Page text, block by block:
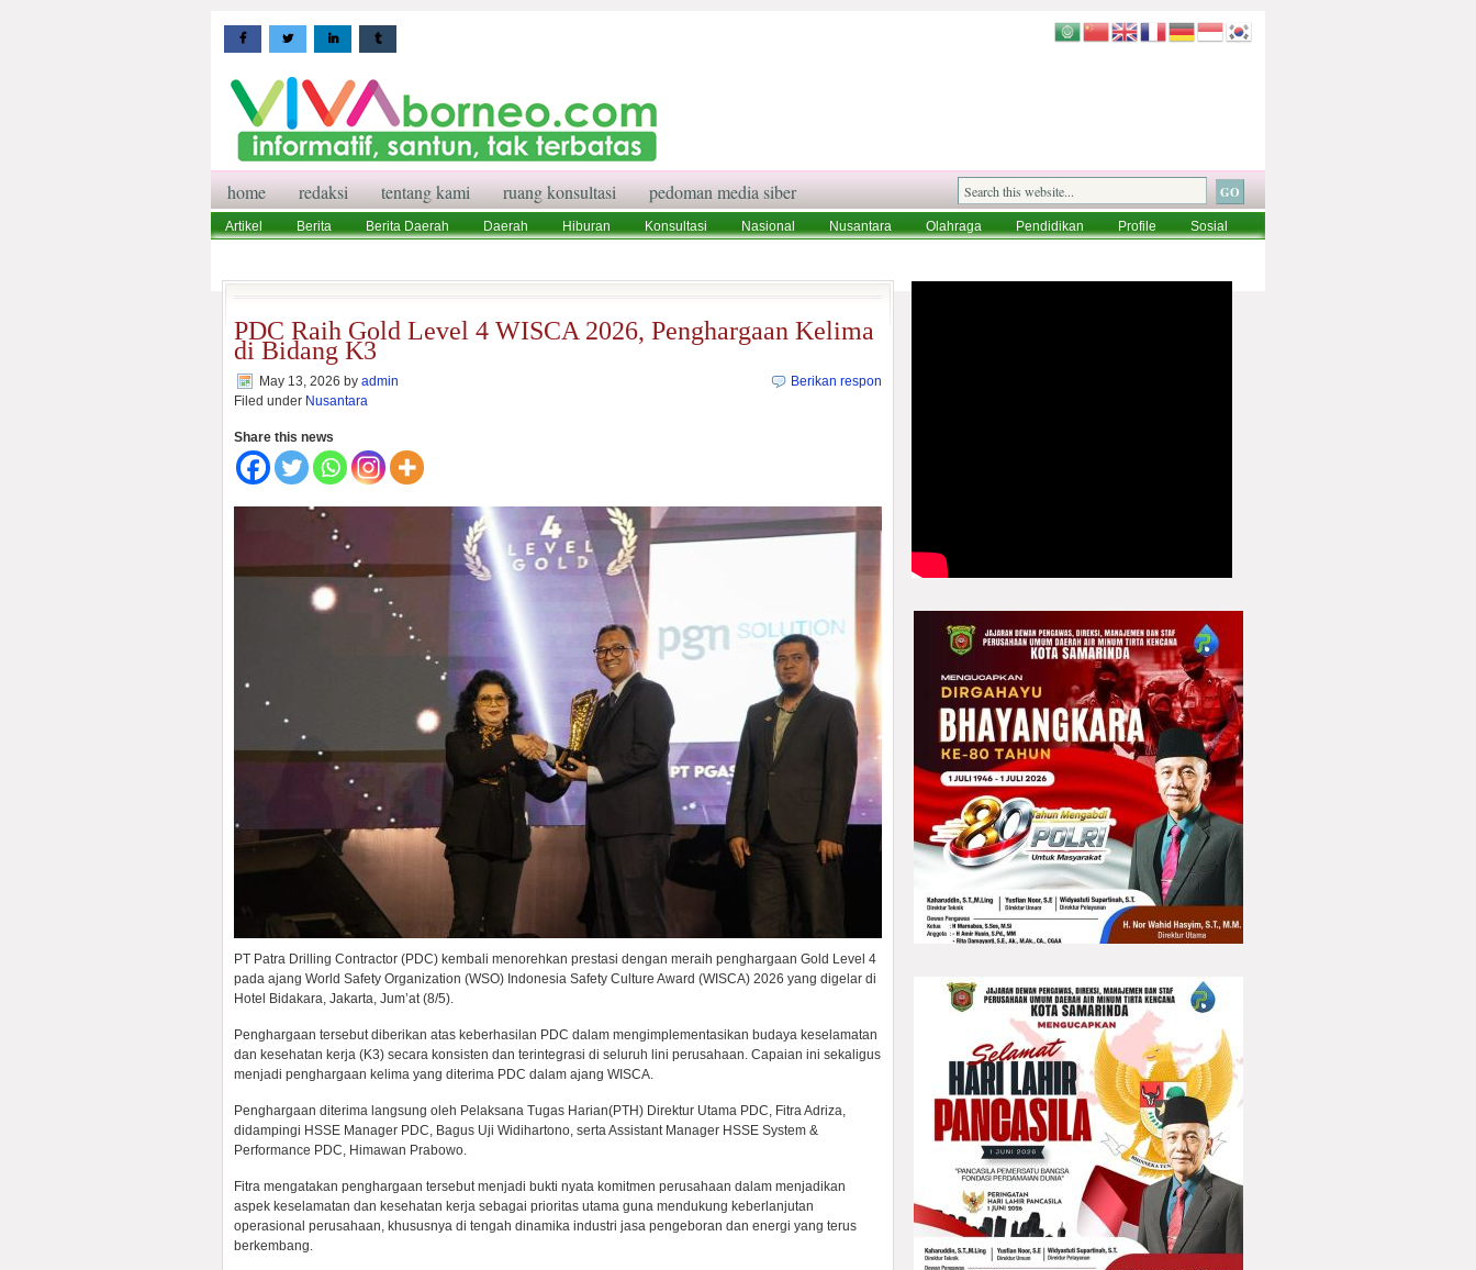
home redaksi tentang kami ruang konsultasi pedoman media siber
Artikel Berita Berita Daerah Daerah Hiburan Konsultasi Nasional Nusantara Olahraga Pendidikan Profile
Sosial
PDC Raih Gold Level 4 WISCA 2026, Penghargaan Kelima
di Bidang K3
May 13, 2026 by admin
Filed under Nusantara
Berikan respon
Share this news
PT Patra Drilling Contractor (PDC) kembali menorehkan prestasi dengan meraih penghargaan Gold Level 4
pada ajang World Safety Organization (WSO) Indonesia Safety Culture Award (WISCA) 2026 yang digelar di
Hotel Bidakara, Jakarta, Jum’at (8/5).
Penghargaan tersebut diberikan atas keberhasilan PDC dalam mengimplementasikan budaya keselamatan
dan kesehatan kerja (K3) secara konsisten dan terintegrasi di seluruh lini perusahaan. Capaian ini sekaligus
menjadi penghargaan kelima yang diterima PDC dalam ajang WISCA.
Penghargaan diterima langsung oleh Pelaksana Tugas Harian(PTH) Direktur Utama PDC, Fitra Adriza,
didampingi HSSE Manager PDC, Bagus Uji Widihartono, serta Assistant Manager HSSE System &
Performance PDC, Himawan Prabowo.
Fitra mengatakan penghargaan tersebut menjadi bukti nyata komitmen perusahaan dalam menjadikan
aspek keselamatan dan kesehatan kerja sebagai prioritas utama guna mendukung keberlanjutan
operasional perusahaan, khususnya di tengah dinamika industri jasa pengeboran dan energi yang terus
berkembang.